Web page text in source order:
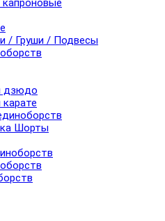
/ Груши / Подвесы
дзюдо
Шорты